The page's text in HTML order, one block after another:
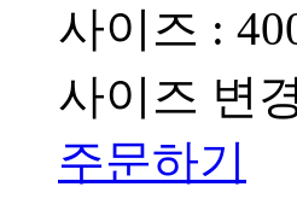
사이즈 :
사이즈 변
주문하기